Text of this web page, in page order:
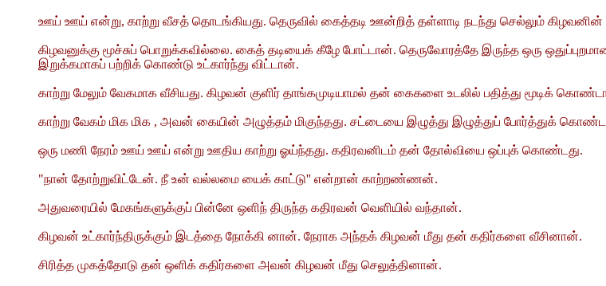
ஊய் ஊய் என்று, காற்று வீசத் தொடங்கியது. தெருவில் கைத்தடி ஊன்றித் தள்ளாடி நடந்து செல்லும்
கிழவனுக்கு மூச்சுப் பொறுக்கவில்லை. கைத் தடியைக் கீழே போட்டான். தெருவோரத்தே இருந்த ஒரு
இறுக்கமாகப் பற்றிக் கொண்டு உட்கார்ந்து விட்டான்.
காற்று மேலும் வேகமாக வீசியது. கிழவன் குளிர் தாங்கமுடியாமல் தன் கைகளை உடலில் பதித்து மூடிக்
காற்று வேகம் மிக மிக , அவன் கையின் அழுத்தம் மிகுந்தது. சட்டையை இழுத்து இழுத்துப் போர்த்துக்
ஒரு மணி நேரம் ஊய் ஊய் என்று ஊதிய காற்று ஓய்ந்தது. கதிரவனிடம் தன் தோல்வியை ஒப்புக் கொண்டது.
"நான் தோற்றுவிட்டேன். நீ உன் வல்லமை யைக் காட்டு'' என்றான் காற்றண்ணன்.
அதுவரையில் மேகங்களுக்குப் பின்னே ஒளிந் திருந்த கதிரவன் வெளியில் வந்தான்.
கிழவன் உட்கார்ந்திருக்கும் இடத்தை நோக்கி னான். நேராக அந்தக் கிழவன் மீது தன் கதிர்களை வீசினான்.
சிரித்த முகத்தோடு தன் ஒளிக் கதிர்களை அவன் கிழவன் மீது செலுத்தினான்.